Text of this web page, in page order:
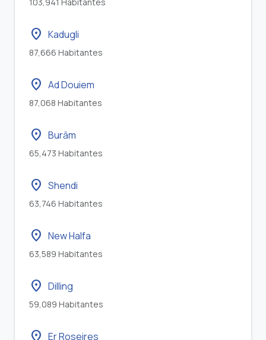
location_on Kadugli
87,666 Habitantes
location_on Ad Douiem
87,068 Habitantes
location_on Burām
65,473 Habitantes
location_on Shendi
63,746 Habitantes
location_on New Halfa
63,589 Habitantes
location_on Dilling
59,089 Habitantes
location_on Er Roseires